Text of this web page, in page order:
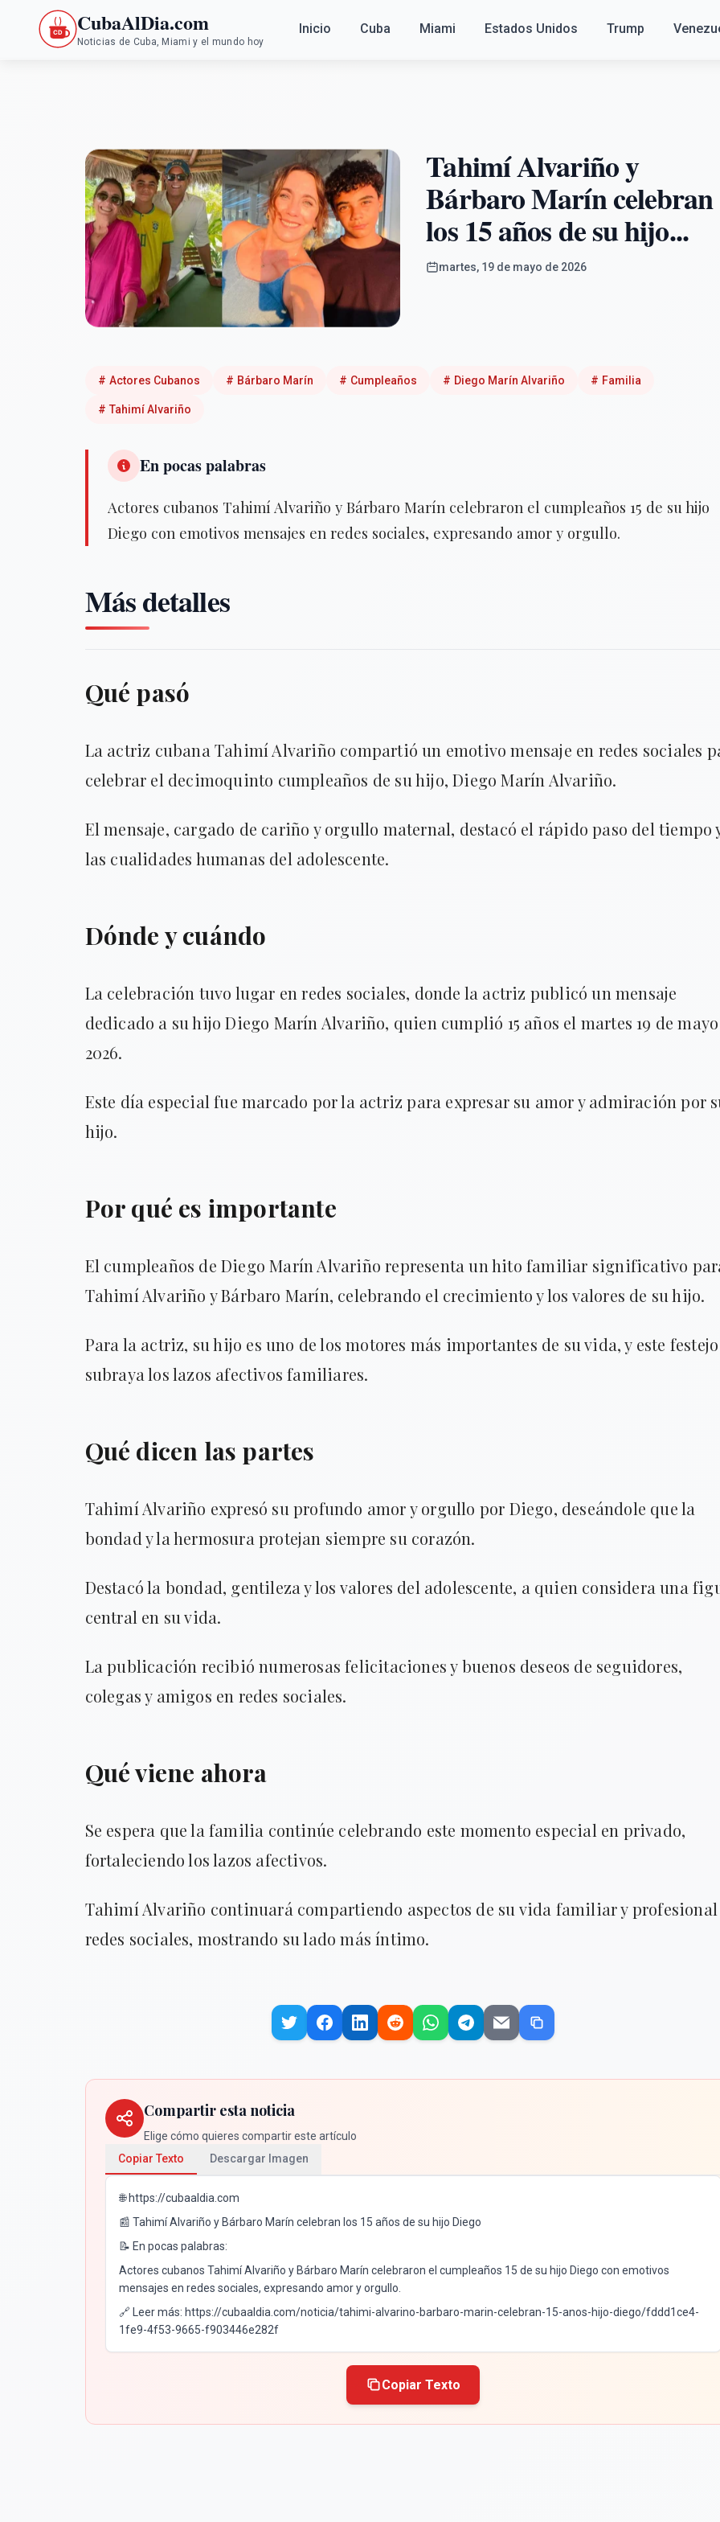
CubaAlDia.com
Noticias de Cuba, Miami y el mundo hoy
Inicio Cuba Miami Estados Unidos Trump
Tahimí Alvariño y
Bárbaro Marín celebran
los 15 años de su hijo...
martes, 19 de mayo de 2026
# Actores Cubanos # Bárbaro Marín # Cumpleaños # Diego Marín Alvariño # Familia
# Tahimí Alvariño
En pocas palabras
Actores cubanos Tahimí Alvariño y Bárbaro Marín celebraron el cumpleaños 15 de su hijo
Diego con emotivos mensajes en redes sociales, expresando amor y orgullo.
Más detalles
Qué pasó
La actriz cubana Tahimí Alvariño compartió un emotivo mensaje en redes sociales
celebrar el decimoquinto cumpleaños de su hijo, Diego Marín Alvariño.
El mensaje, cargado de cariño y orgullo maternal, destacó el rápido paso del tiempo
las cualidades humanas del adolescente.
Dónde y cuándo
La celebración tuvo lugar en redes sociales, donde la actriz publicó un mensaje
dedicado a su hijo Diego Marín Alvariño, quien cumplió 15 años el martes 19 de
2026.
Este día especial fue marcado por la actriz para expresar su amor y admiración por
hijo.
Por qué es importante
El cumpleaños de Diego Marín Alvariño representa un hito familiar significativo
Tahimí Alvariño y Bárbaro Marín, celebrando el crecimiento y los valores de su hijo.
Para la actriz, su hijo es uno de los motores más importantes de su vida, y este festejo
subraya los lazos afectivos familiares.
Qué dicen las partes
Tahimí Alvariño expresó su profundo amor y orgullo por Diego, deseándole que la
bondad y la hermosura protejan siempre su corazón.
Destacó la bondad, gentileza y los valores del adolescente, a quien considera una
central en su vida.
La publicación recibió numerosas felicitaciones y buenos deseos de seguidores,
colegas y amigos en redes sociales.
Qué viene ahora
Se espera que la familia continúe celebrando este momento especial en privado,
fortaleciendo los lazos afectivos.
Tahimí Alvariño continuará compartiendo aspectos de su vida familiar y
redes sociales, mostrando su lado más íntimo.
Compartir esta noticia
Elige cómo quieres compartir este artículo
Copiar Texto
Descargar Imagen
🌐 https://cubaaldia.com
📰 Tahimí Alvariño y Bárbaro Marín celebran los 15 años de su hijo Diego
📝 En pocas palabras:
Actores cubanos Tahimí Alvariño y Bárbaro Marín celebraron el cumpleaños 15 de su hijo Diego con emotivos
mensajes en redes sociales, expresando amor y orgullo.
🔗 Leer más: https://cubaaldia.com/noticia/tahimi-alvarino-barbaro-marin-celebran-15-anos-hijo-diego/fddd1ce4-
1fe9-4f53-9665-f903446e282f
Copiar Texto